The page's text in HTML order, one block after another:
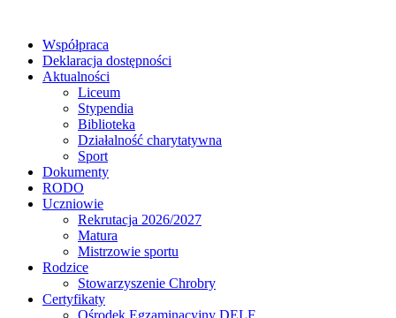
Współpraca
Deklaracja dostępności
Aktualności
Liceum
Stypendia
Biblioteka
Działalność charytatywna
Sport
Dokumenty
RODO
Uczniowie
Rekrutacja 2026/2027
Matura
Mistrzowie sportu
Rodzice
Stowarzyszenie Chrobry
Certyfikaty
Ośrodek Egzaminacyjny DELF